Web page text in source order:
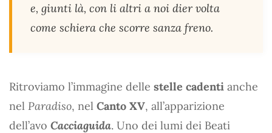
e, giunti là, con li altri a noi dier volta
come schiera che scorre sanza freno.
Ritroviamo l’immagine delle stelle cadenti anche
nel Paradiso, nel Canto XV, all’apparizione
dell’avo Cacciaguida. Uno dei lumi dei Beati